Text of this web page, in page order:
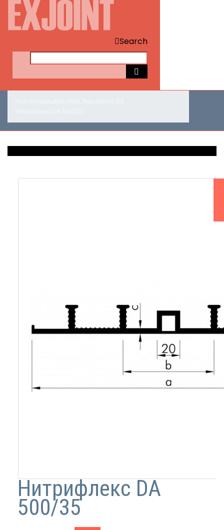
Search
Нитрифлекс DA
500/35